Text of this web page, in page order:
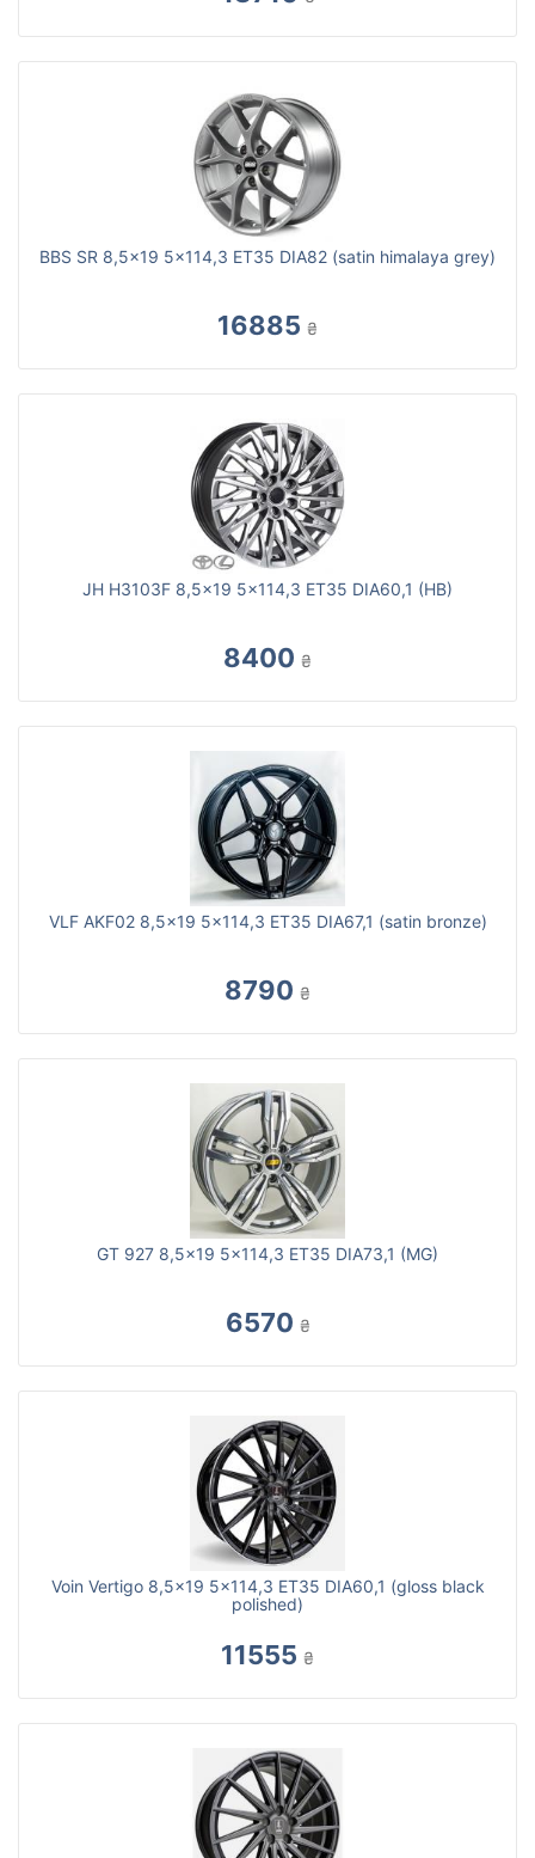
BBS SR 8,5x19 5x114,3 ET35 DIA82 (satin himalaya grey)
16885 ₴
JH H3103F 8,5x19 5x114,3 ET35 DIA60,1 (HB)
8400 ₴
VLF AKF02 8,5x19 5x114,3 ET35 DIA67,1 (satin bronze)
8790 ₴
GT 927 8,5x19 5x114,3 ET35 DIA73,1 (MG)
6570 ₴
Voin Vertigo 8,5x19 5x114,3 ET35 DIA60,1 (gloss black
polished)
11555 ₴